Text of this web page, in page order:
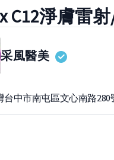
C12淨膚雷
采風醫美
台中市南屯區文心南路280